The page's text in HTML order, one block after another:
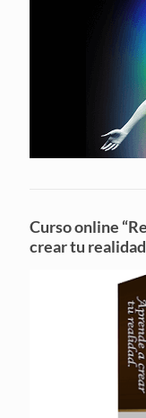
Curso online
crear tu